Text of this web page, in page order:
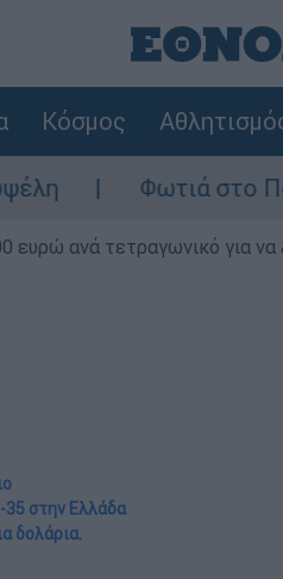
Κόσμος
Φωτιά στο Πόρτο
ανά τετραγωνικό για να
35 στην Ελλάδα
δολάρια.